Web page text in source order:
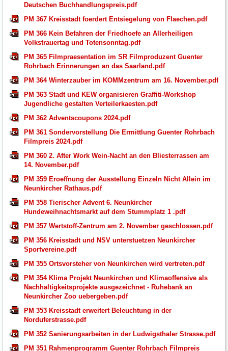
Deutschen Buchhandlungspreis.pdf
PM 367 Kreisstadt foerdert Entsiegelung von Flaechen.pdf
PM 366 Kein Befahren der Friedhoefe an Allerheiligen
Volkstrauertag und Totensonntag.pdf
PM 365 Filmpraesentation im SR Filmproduzent Guenter
Rohrbach Erinnerungen an das Saarland.pdf
PM 364 Winterzauber im KOMMzentrum am 16. November.pdf
PM 363 Stadt und KEW organisieren Graffiti-Workshop
Jugendliche gestalten Verteilerkaesten.pdf
PM 362 Adventscoupons 2024.pdf
PM 361 Sondervorstellung Die Ermittlung Guenter Rohrbach
Filmpreis 2024.pdf
PM 360 2. After Work Wein-Nacht an den Bliesterrassen am
14. November.pdf
PM 359 Eroeffnung der Ausstellung Einzeln Nicht Allein im
Neunkircher Rathaus.pdf
PM 358 Tierischer Advent 6. Neunkircher
Hundeweihnachtsmarkt auf dem Stummplatz 1 .pdf
PM 357 Wertstoff-Zentrum am 2. November geschlossen.pdf
PM 356 Kreisstadt und NSV unterstuetzen Neunkircher
Sportvereine.pdf
PM 355 Ortsvorsteher von Neunkirchen wird vertreten.pdf
PM 354 Klima Projekt Neunkirchen und Klimaoffensive als
Nachhaltigkeitsprojekte ausgezeichnet - Ruhebank an
Neunkircher Zoo uebergeben.pdf
PM 353 Kreisstadt erweitert Beleuchtung in der
Norduferstrasse.pdf
PM 352 Sanierungsarbeiten in der Ludwigsthaler Strasse.pdf
PM 351 Rahmenprogramm Guenter Rohrbach Filmpreis